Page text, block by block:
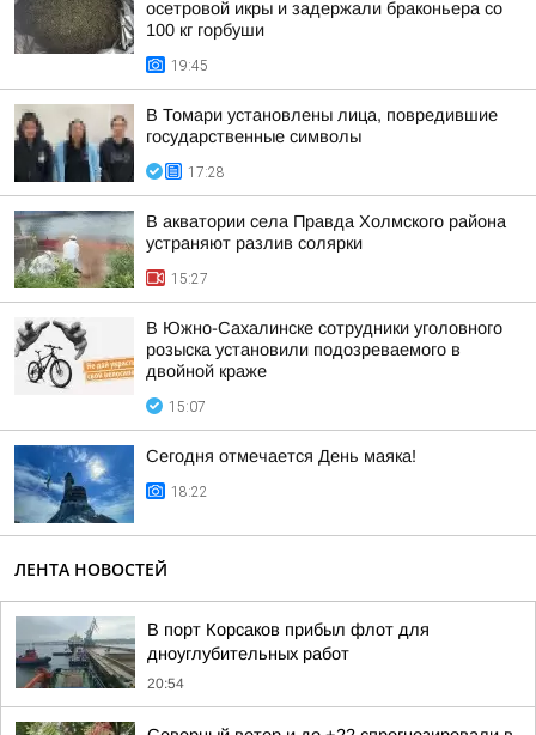
осетровой икры и задержали браконьера со
100 кг горбуши
19:45
В Томари установлены лица, повредившие
государственные символы
17:28
В акватории села Правда Холмского района
устраняют разлив солярки
15:27
В Южно-Сахалинске сотрудники уголовного
розыска установили подозреваемого в
двойной краже
15:07
Сегодня отмечается День маяка!
18:22
ЛЕНТА НОВОСТЕЙ
В порт Корсаков прибыл флот для
дноуглубительных работ
20:54